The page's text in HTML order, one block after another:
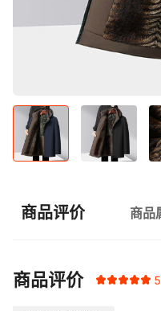
商品评价 商品
商品评价